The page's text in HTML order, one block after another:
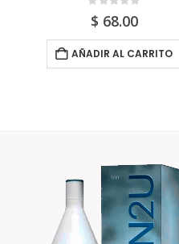
out of 5
$ 68.00
AÑADIR AL CARRITO